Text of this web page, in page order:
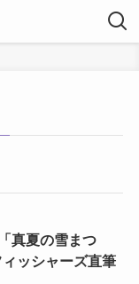
真夏の雪まつ
ッシャーズ直筆